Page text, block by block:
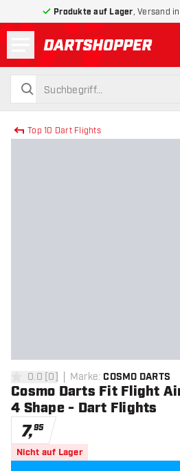
Produkte auf Lager , Versand
zurück zur
suchen
suchen
Top 10 Dart Flights
0 Bewertungssterne
0.0 [0] Marke: COSMO DARTS
Cosmo Darts Fit Flight
4 Shape - Dart Flights
7,95
Nicht auf Lager